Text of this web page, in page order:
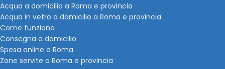
Acqua a domicilio a Roma e provincia
Acqua in vetro a domicilio a Roma e provincia
Come funziona
Consegna a domicilio
Spesa online a Roma
Zone servite a Roma e provincia